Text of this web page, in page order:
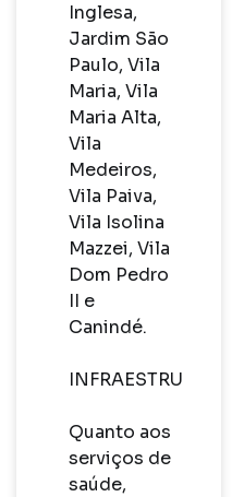
Inglesa,
Jardim São
Paulo, Vila
Maria, Vila
Maria Alta,
Vila
Medeiros,
Vila Paiva,
Vila Isolina
Mazzei, Vila
Dom Pedro
II e
Canindé.
INFRAESTRUTURA
Quanto aos
serviços de
saúde,